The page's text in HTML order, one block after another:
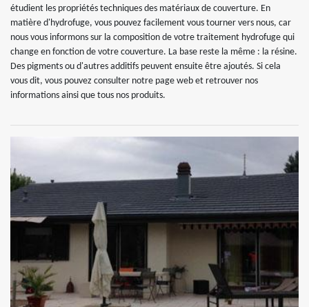
étudient les propriétés techniques des matériaux de couverture. En
matière d'hydrofuge, vous pouvez facilement vous tourner vers nous, car
nous vous informons sur la composition de votre traitement hydrofuge qui
change en fonction de votre couverture. La base reste la même : la résine.
Des pigments ou d'autres additifs peuvent ensuite être ajoutés. Si cela
vous dit, vous pouvez consulter notre page web et retrouver nos
informations ainsi que tous nos produits.